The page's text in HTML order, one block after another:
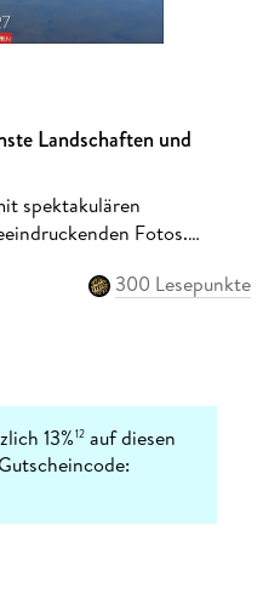
Landschaften und
spektakulären
Fotos.
300 Lesepunkte
13%12 auf diesen